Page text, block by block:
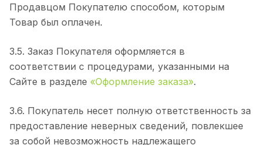
Продавцом Покупателю способом, которым
Товар был оплачен.
3.5. Заказ Покупателя оформляется в
соответствии с процедурами, указанными на
Сайте в разделе «Оформление заказа».
3.6. Покупатель несет полную ответственность за
предоставление неверных сведений, повлекшее
за собой невозможность надлежащего